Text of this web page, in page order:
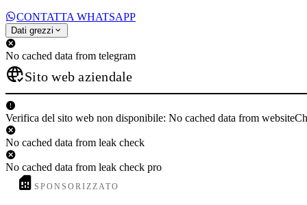
CONTATTA WHATSAPP
Dati grezzi
No cached data from telegram
Sito web aziendale
Verifica del sito web non disponibile: No cached data from
No cached data from leak check
No cached data from leak check pro
SPONSORIZZATO